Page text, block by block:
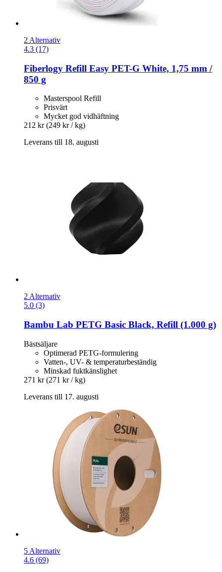
2 Alternativ
4.3 (17)
Fiberlogy Refill Easy PET-​G White, 1,75 mm /
850 g
Masterspool Refill
Prisvärt
Mycket god vidhäftning
212 kr (249 kr / kg)
Leverans till 18. augusti
2 Alternativ
5.0 (3)
Bambu Lab PETG Basic Black, Refill (1.000 g)
Bästsäljare
Optimerad PETG-formulering
Vatten-, UV- & temperaturbeständig
Minskad fuktkänslighet
271 kr (271 kr / kg)
Leverans till 17. augusti
5 Alternativ
4.6 (69)